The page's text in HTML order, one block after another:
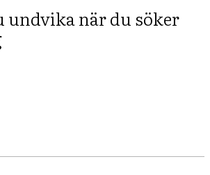
undvika när du söker